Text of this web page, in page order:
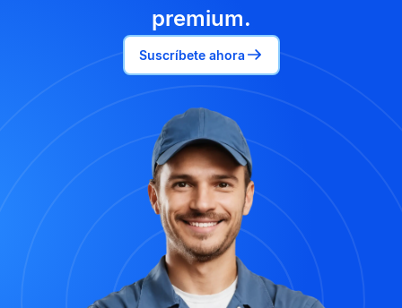
premium.
Suscríbete ahora